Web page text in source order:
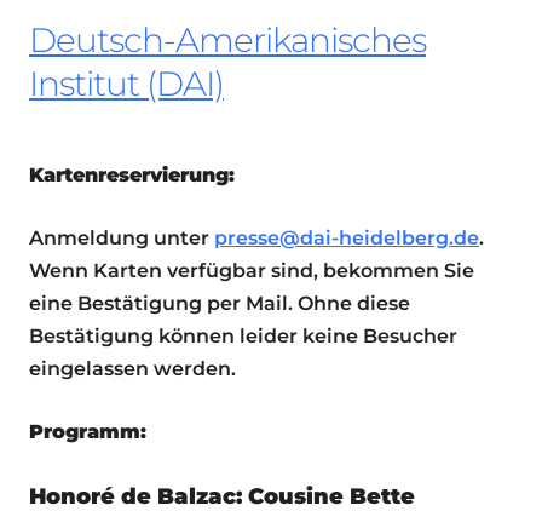
Deutsch-Amerikanisches
Institut (DAI)
Kartenreservierung:
Anmeldung unter presse@dai-heidelberg.de.
Wenn Karten verfügbar sind, bekommen Sie
eine Bestätigung per Mail. Ohne diese
Bestätigung können leider keine Besucher
eingelassen werden.
Programm:
Honoré de Balzac: Cousine Bette